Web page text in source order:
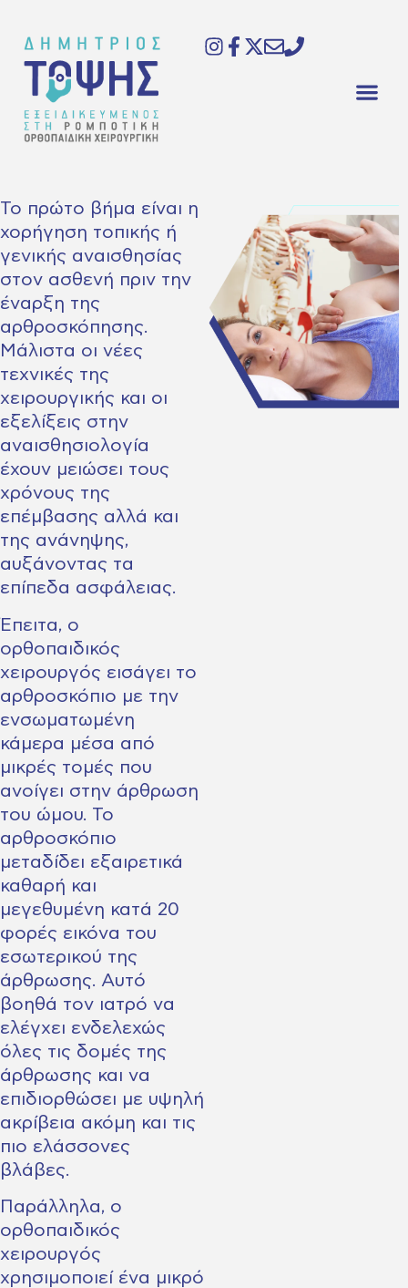
Το πρώτο βήμα είναι η
χορήγηση τοπικής ή
γενικής αναισθησίας
στον ασθενή πριν την
έναρξη της
αρθροσκόπησης.
Μάλιστα οι νέες
τεχνικές της
χειρουργικής και οι
εξελίξεις στην
αναισθησιολογία
έχουν μειώσει τους
χρόνους της
επέμβασης αλλά και
της ανάνηψης,
αυξάνοντας τα
επίπεδα ασφάλειας.
Έπειτα, ο
ορθοπαιδικός
χειρουργός εισάγει το
αρθροσκόπιο με την
ενσωματωμένη
κάμερα μέσα από
μικρές τομές που
ανοίγει στην άρθρωση
του ώμου. Το
αρθροσκόπιο
μεταδίδει εξαιρετικά
καθαρή και
μεγεθυμένη κατά 20
φορές εικόνα του
εσωτερικού της
άρθρωσης. Αυτό
βοηθά τον ιατρό να
ελέγχει ενδελεχώς
όλες τις δομές της
άρθρωσης και να
επιδιορθώσει με υψηλή
ακρίβεια ακόμη και τις
πιο ελάσσονες
βλάβες.
Παράλληλα, ο
ορθοπαιδικός
χειρουργός
χρησιμοποιεί ένα μικρό